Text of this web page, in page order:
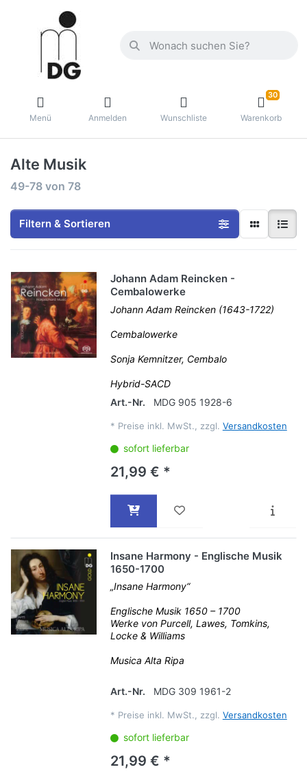
Menü Anmelden Wunschliste
30
Warenkorb
Alte Musik
49-78 von 78
Filtern & Sortieren
Johann Adam Reincken -
Cembalowerke
Johann Adam Reincken (1643-1722)
Cembalowerke
Sonja Kemnitzer, Cembalo
Hybrid-SACD
Art.-Nr.
MDG 905 1928-6
* Preise inkl. MwSt., zzgl. Versandkosten
sofort lieferbar
21,99 € *
Insane Harmony - Englische Musik
1650-1700
„Insane Harmony“
Englische Musik 1650 – 1700
Werke von Purcell, Lawes, Tomkins,
Locke & Williams
Musica Alta Ripa
Art.-Nr. MDG 309 1961-2
* Preise inkl. MwSt., zzgl. Versandkosten
sofort lieferbar
21,99 € *